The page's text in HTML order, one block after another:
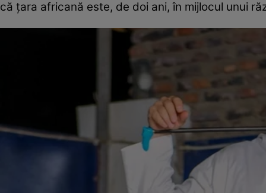
că țara africană este, de doi ani, în mijlocul unui